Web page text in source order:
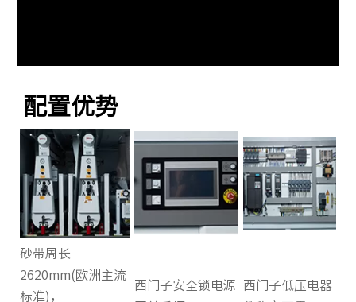
配置优势
砂带周长
2620mm(欧洲主流
标准)，
西门子安全锁电源
西门子低压电器